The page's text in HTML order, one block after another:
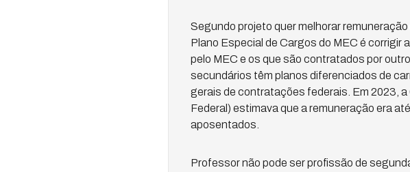
Segundo projeto quer melhorar
Plano Especial de Cargos do MEC é
pelo MEC e os que são contratados por
secundários têm planos diferenciados de
gerais de contratações federais. Em 2023,
Federal) estimava que a remuneração era
aposentados.
Professor não pode ser profissão de